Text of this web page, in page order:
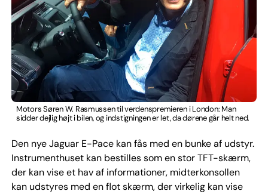
Motors Søren W. Rasmussen til verdenspremieren i London: Man
sidder dejlig højt i bilen, og indstigningen er let, da dørene går helt ned.
Den nye Jaguar E-Pace kan fås med en bunke af udstyr.
Instrumenthuset kan bestilles som en stor TFT-skærm,
der kan vise et hav af informationer, midterkonsollen
kan udstyres med en flot skærm, der virkelig kan vise